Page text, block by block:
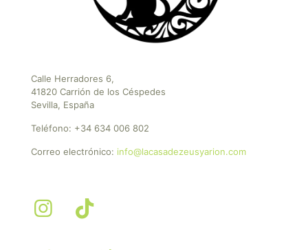
Calle Herradores 6,
41820 Carrión de los Céspedes
Sevilla, España
Teléfono: +34 634 006 802
Correo electrónico: info@lacasadezeusyarion.com